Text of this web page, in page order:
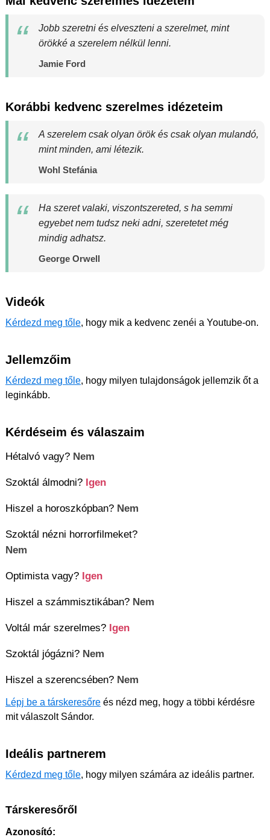
Jobb szeretni és elveszteni a szerelmet, mint
örökké a szerelem nélkül lenni.
Jamie Ford
Korábbi kedvenc szerelmes idézeteim
A szerelem csak olyan örök és csak olyan mulandó,
mint minden, ami létezik.
Wohl Stefánia
Ha szeret valaki, viszontszereted, s ha semmi
egyebet nem tudsz neki adni, szeretetet még
mindig adhatsz.
George Orwell
Videók
Kérdezd meg tőle, hogy mik a kedvenc zenéi a Youtube-on.
Jellemzőim
Kérdezd meg tőle, hogy milyen tulajdonságok jellemzik őt a
leginkább.
Kérdéseim és válaszaim
Hétalvó vagy? Nem
Szoktál álmodni? Igen
Hiszel a horoszkópban? Nem
Szoktál nézni horrorfilmeket?
Nem
Optimista vagy? Igen
Hiszel a számmisztikában? Nem
Voltál már szerelmes? Igen
Szoktál jógázni? Nem
Hiszel a szerencsében? Nem
Lépj be a társkeresőre és nézd meg, hogy a többi kérdésre
mit válaszolt Sándor.
Ideális partnerem
Kérdezd meg tőle, hogy milyen számára az ideális partner.
Társkeresőről
Azonosító: